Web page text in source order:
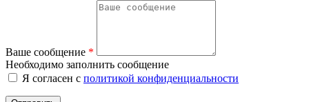
Ваше сообщение *
Необходимо заполнить сообщение
Я согласен с политикой конфиденциальности